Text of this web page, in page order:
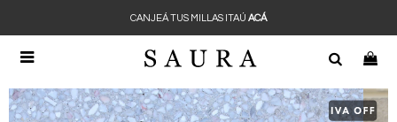

CANJEÁ TUS MILLAS ITAÚ ACÁ